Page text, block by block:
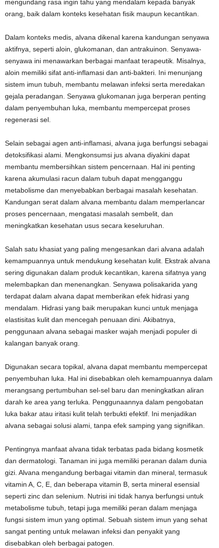
mengundang rasa ingin tahu yang mendalam kepada banyak
orang, baik dalam konteks kesehatan fisik maupun kecantikan.
Dalam konteks medis, alvana dikenal karena kandungan senyawa
aktifnya, seperti aloin, glukomanan, dan antrakuinon. Senyawa-
senyawa ini menawarkan berbagai manfaat terapeutik. Misalnya,
aloin memiliki sifat anti-inflamasi dan anti-bakteri. Ini menunjang
sistem imun tubuh, membantu melawan infeksi serta meredakan
gejala peradangan. Senyawa glukomanan juga berperan penting
dalam penyembuhan luka, membantu mempercepat proses
regenerasi sel.
Selain sebagai agen anti-inflamasi, alvana juga berfungsi sebagai
detoksifikasi alami. Mengkonsumsi jus alvana diyakini dapat
membantu membersihkan sistem pencernaan. Hal ini penting
karena akumulasi racun dalam tubuh dapat mengganggu
metabolisme dan menyebabkan berbagai masalah kesehatan.
Kandungan serat dalam alvana membantu dalam memperlancar
proses pencernaan, mengatasi masalah sembelit, dan
meningkatkan kesehatan usus secara keseluruhan.
Salah satu khasiat yang paling mengesankan dari alvana adalah
kemampuannya untuk mendukung kesehatan kulit. Ekstrak alvana
sering digunakan dalam produk kecantikan, karena sifatnya yang
melembapkan dan menenangkan. Senyawa polisakarida yang
terdapat dalam alvana dapat memberikan efek hidrasi yang
mendalam. Hidrasi yang baik merupakan kunci untuk menjaga
elastisitas kulit dan mencegah penuaan dini. Akibatnya,
penggunaan alvana sebagai masker wajah menjadi populer di
kalangan banyak orang.
Digunakan secara topikal, alvana dapat membantu mempercepat
penyembuhan luka. Hal ini disebabkan oleh kemampuannya dalam
merangsang pertumbuhan sel-sel baru dan meningkatkan aliran
darah ke area yang terluka. Penggunaannya dalam pengobatan
luka bakar atau iritasi kulit telah terbukti efektif. Ini menjadikan
alvana sebagai solusi alami, tanpa efek samping yang signifikan.
Pentingnya manfaat alvana tidak terbatas pada bidang kosmetik
dan dermatologi. Tanaman ini juga memiliki peranan dalam dunia
gizi. Alvana mengandung berbagai vitamin dan mineral, termasuk
vitamin A, C, E, dan beberapa vitamin B, serta mineral esensial
seperti zinc dan selenium. Nutrisi ini tidak hanya berfungsi untuk
metabolisme tubuh, tetapi juga memiliki peran dalam menjaga
fungsi sistem imun yang optimal. Sebuah sistem imun yang sehat
sangat penting untuk melawan infeksi dan penyakit yang
disebabkan oleh berbagai patogen.